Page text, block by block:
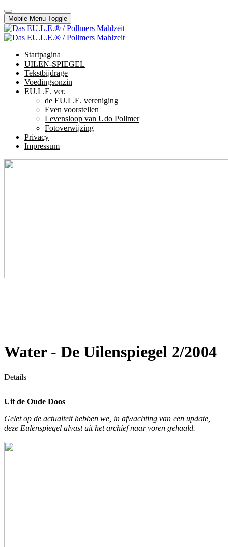
Mobile Menu Toggle
Startpagina
UILEN-SPIEGEL
Tekstbijdrage
Voedingsonzin
EU.L.E. ver.
de EU.L.E. vereniging
Even voorstellen
Levensloop van Udo Pollmer
Fotoverwijzing
Privacy
Impressum
Water - De Uilenspiegel 2/2004
Details
Uit de Oude Doos
Gelet op de actualteit hebben we, in afwachting van een update,
deze Eulenspiegel alvast uit het archief naar voren gehaald.